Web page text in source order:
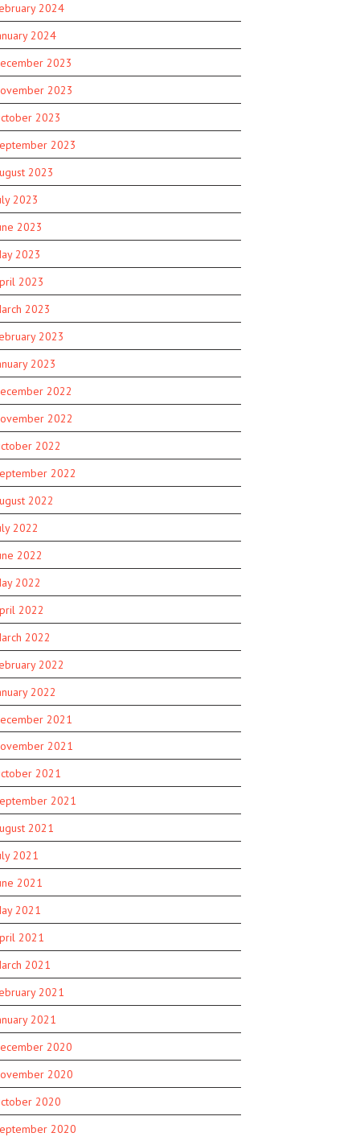
2024
2024
2023
2023
2023
2023
2023
2023
2023
2023
2023
2023
2023
2023
2022
2022
2022
2022
2022
2022
2022
2022
2022
2022
2022
2022
2021
2021
2021
2021
2021
2021
2021
2021
2021
2021
2021
2021
2020
2020
2020
2020